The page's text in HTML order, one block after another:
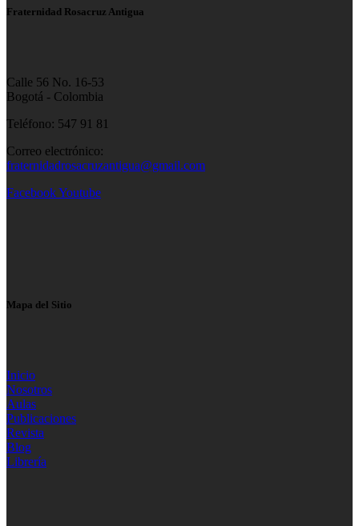
Fraternidad Rosacruz Antigua
Calle 56 No. 16-53
Bogotá - Colombia
Teléfono: 547 91 81
Correo electrónico:
fraternidadrosacruzantigua@gmail.com
FacebookYoutube
Mapa del Sitio
Inicio
Nosotros
Aulas
Publicaciones
Revista
Blog
Librería